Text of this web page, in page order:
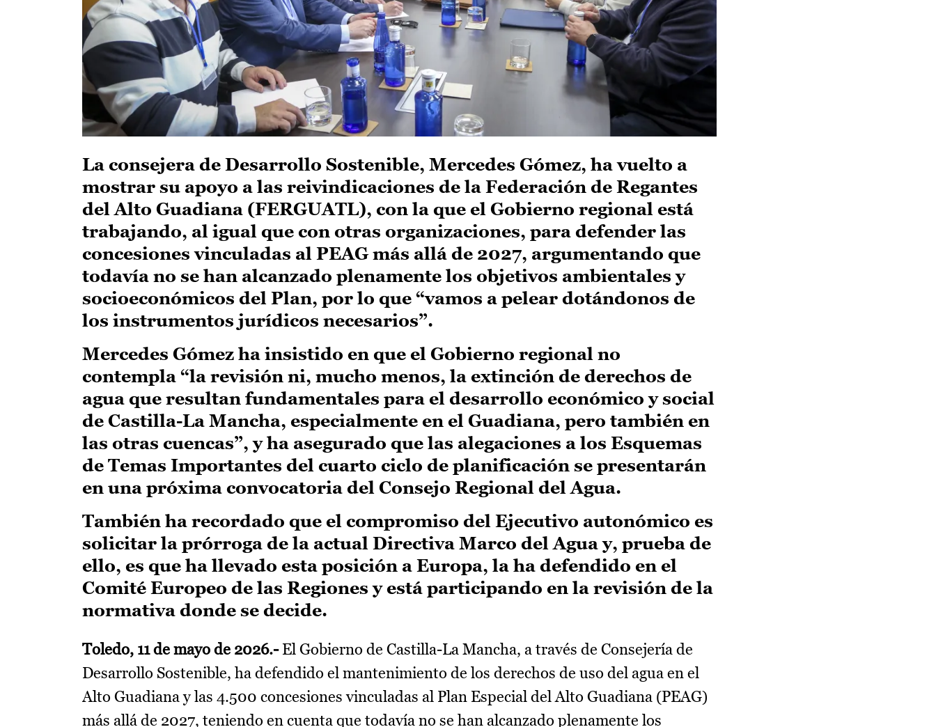
La consejera de Desarrollo Sostenible, Mercedes Gómez, ha vuelto a
mostrar su apoyo a las reivindicaciones de la Federación de Regantes
del Alto Guadiana (FERGUATL), con la que el Gobierno regional está
trabajando, al igual que con otras organizaciones, para defender las
concesiones vinculadas al PEAG más allá de 2027, argumentando que
todavía no se han alcanzado plenamente los objetivos ambientales y
socioeconómicos del Plan, por lo que “vamos a pelear dotándonos de
los instrumentos jurídicos necesarios”.
Mercedes Gómez ha insistido en que el Gobierno regional no
contempla “la revisión ni, mucho menos, la extinción de derechos de
agua que resultan fundamentales para el desarrollo económico y social
de Castilla-La Mancha, especialmente en el Guadiana, pero también en
las otras cuencas”, y ha asegurado que las alegaciones a los Esquemas
de Temas Importantes del cuarto ciclo de planificación se presentarán
en una próxima convocatoria del Consejo Regional del Agua.
También ha recordado que el compromiso del Ejecutivo autonómico es
solicitar la prórroga de la actual Directiva Marco del Agua y, prueba de
ello, es que ha llevado esta posición a Europa, la ha defendido en el
Comité Europeo de las Regiones y está participando en la revisión de la
normativa donde se decide.
Toledo, 11 de mayo de 2026.-El Gobierno de Castilla-La Mancha, a través de Consejería de
Desarrollo Sostenible, ha defendido el mantenimiento de los derechos de uso del agua en el
Alto Guadiana y las 4.500 concesiones vinculadas al Plan Especial del Alto Guadiana (PEAG)
más allá de 2027, teniendo en cuenta que todavía no se han alcanzado plenamente los